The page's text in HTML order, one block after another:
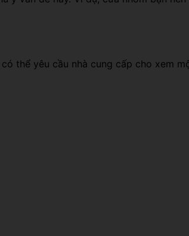
thể yêu cầu nhà cung cấp cho xem